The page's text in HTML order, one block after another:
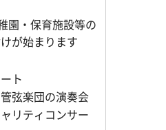
園・保育施設等の
が始まります
ト
弦楽団の演奏会
リティコンサー